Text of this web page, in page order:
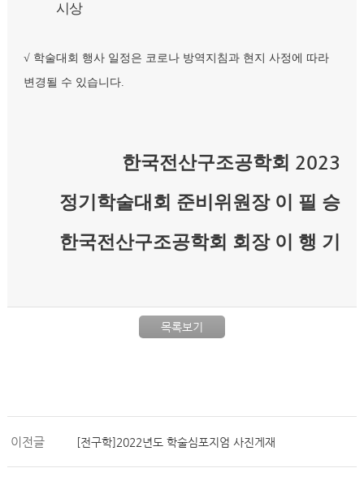
시상
√ 학술대회 행사 일정은 코로나 방역지침과 현지 사정에 따라
변경될 수 있습니다.
한국전산구조공학회 2023
정기학술대회 준비위원장 이 필 승
한국전산구조공학회 회장 이 행 기
목록보기
이전글 [전구학]2022년도 학술심포지엄 사진게재